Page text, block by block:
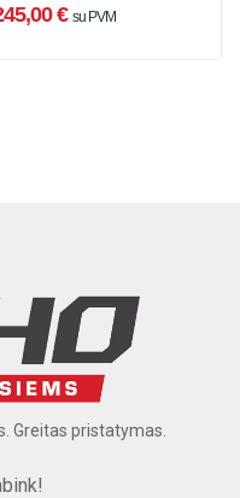
€ su PVM
Greitas pristatymas.